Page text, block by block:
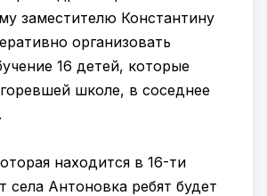
заместителю Константину
организовать
16 детей, которые
школе, в соседнее
находится в 16-ти
села Антоновка ребят будет